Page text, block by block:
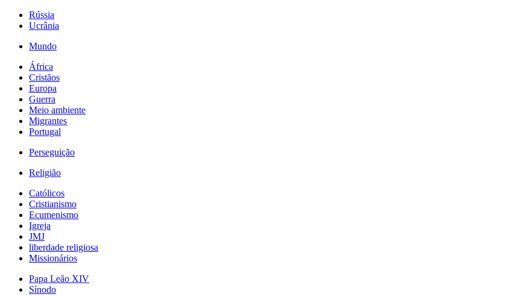
Rússia
Ucrânia
Mundo
África
Cristãos
Europa
Guerra
Meio ambiente
Migrantes
Portugal
Perseguição
Religião
Católicos
Cristianismo
Ecumenismo
Igreja
JMJ
liberdade religiosa
Missionários
Papa Leão XIV
Sínodo